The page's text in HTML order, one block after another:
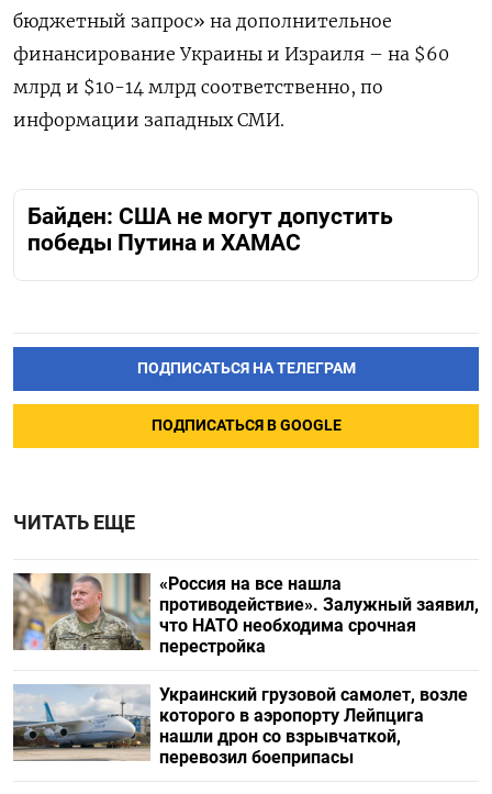
бюджетный запрос» на дополнительное
финансирование Украины и Израиля – на $60
млрд и $10-14 млрд соответственно, по
информации западных СМИ.
Байден: США не могут допустить
победы Путина и ХАМАС
ПОДПИСАТЬСЯ НА ТЕЛЕГРАМ
ПОДПИСАТЬСЯ В GOOGLE
ЧИТАТЬ ЕЩЕ
«Россия на все нашла
противодействие». Залужный заявил,
что НАТО необходима срочная
перестройка
Украинский грузовой самолет, возле
которого в аэропорту Лейпцига
нашли дрон со взрывчаткой,
перевозил боеприпасы